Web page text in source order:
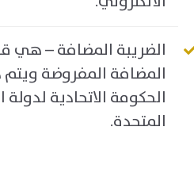
الضريبة المضافة – هي
المضافة المفروضة
الحكومة الاتحادية لدولة
المتحدة.